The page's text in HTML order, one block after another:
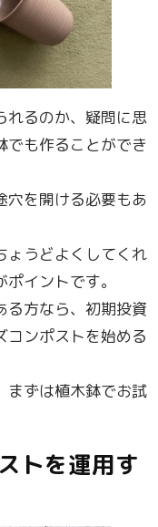
れるのか、疑問に思
でも作ることができ
穴を開ける必要もあ
ょうどよくしてくれ
イントです。
る方なら、初期投資
コンポストを始める
まずは植木鉢でお試
トを運用す